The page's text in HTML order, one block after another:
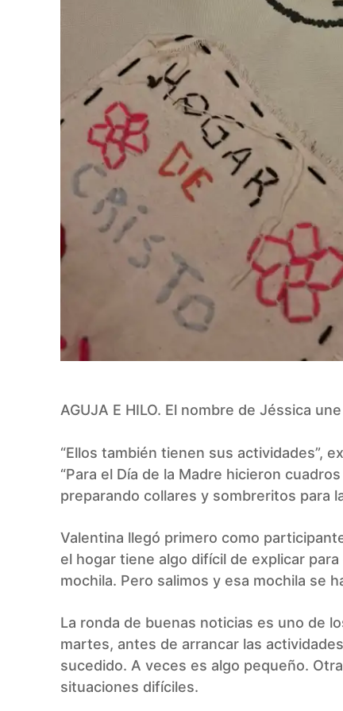
AGUJA E HILO. El nombre de Jéssica
“Ellos también tienen sus actividades”,
“Para el Día de la Madre hicieron
preparando collares y sombreritos para
Valentina llegó primero como
el hogar tiene algo difícil de explicar
mochila. Pero salimos y esa mochila se
La ronda de buenas noticias es uno de
martes, antes de arrancar las
sucedido. A veces es algo pequeño.
situaciones difíciles.